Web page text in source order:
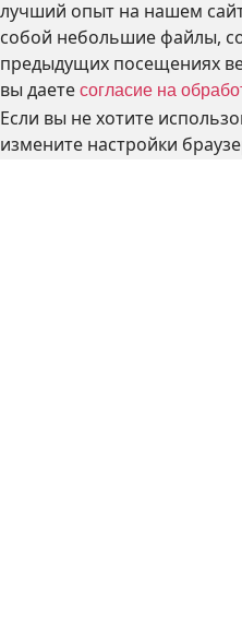
лучший опыт на нашем
собой небольшие файлы,
предыдущих посещениях
вы даете согласие на
Если вы не хотите
измените настройки